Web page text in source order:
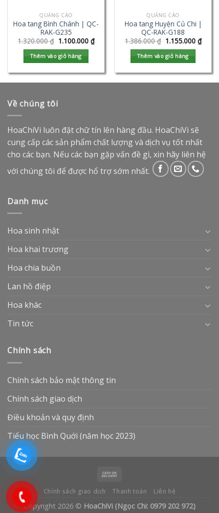
QUẢNG CÁO
Hoa tang Bình Chánh | QC-
RAK-G235
1.320.000₫ 1.100.000 ₫
Thêm vào giỏ hàng
QUẢNG CÁO
Hoa tang Huyện Củ Chi |
QC-RAK-G188
1.386.000₫ 1.155.000 ₫
Thêm vào giỏ hàng
Về chúng tôi
HoaChiVi luôn đặt chữ tín lên hàng đầu. HoaChiVi sẽ
cung cấp các sản phẩm chất lượng và dịch vụ tốt nhất
cho các bạn. Nếu các bạn gặp vấn đề gì, xin hãy liên hệ
với chúng tôi để được hổ trợ sớm nhất.
Danh mục
Hoa sinh nhật
Hoa khai trương
Hoa chia buồn
Lan hồ điệp
Hoa khác
Tin tức
Chính sách
Chính sách bảo mật thông tin
Chính sách giao dịch
Điều khoản và quy định
Tiểu học Bình Quới (năm học 2023)
Chính sách giao dịch Thanh toán Liên hệ
Copyright 2026 © HoaChiVi (Ngọc Chi: 0979 202 972)